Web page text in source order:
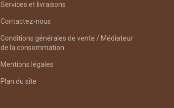
Services et livraisons
Contactez-nous
Conditions générales de vente / Médiateur
de la consommation
Mentions légales
Plan du site